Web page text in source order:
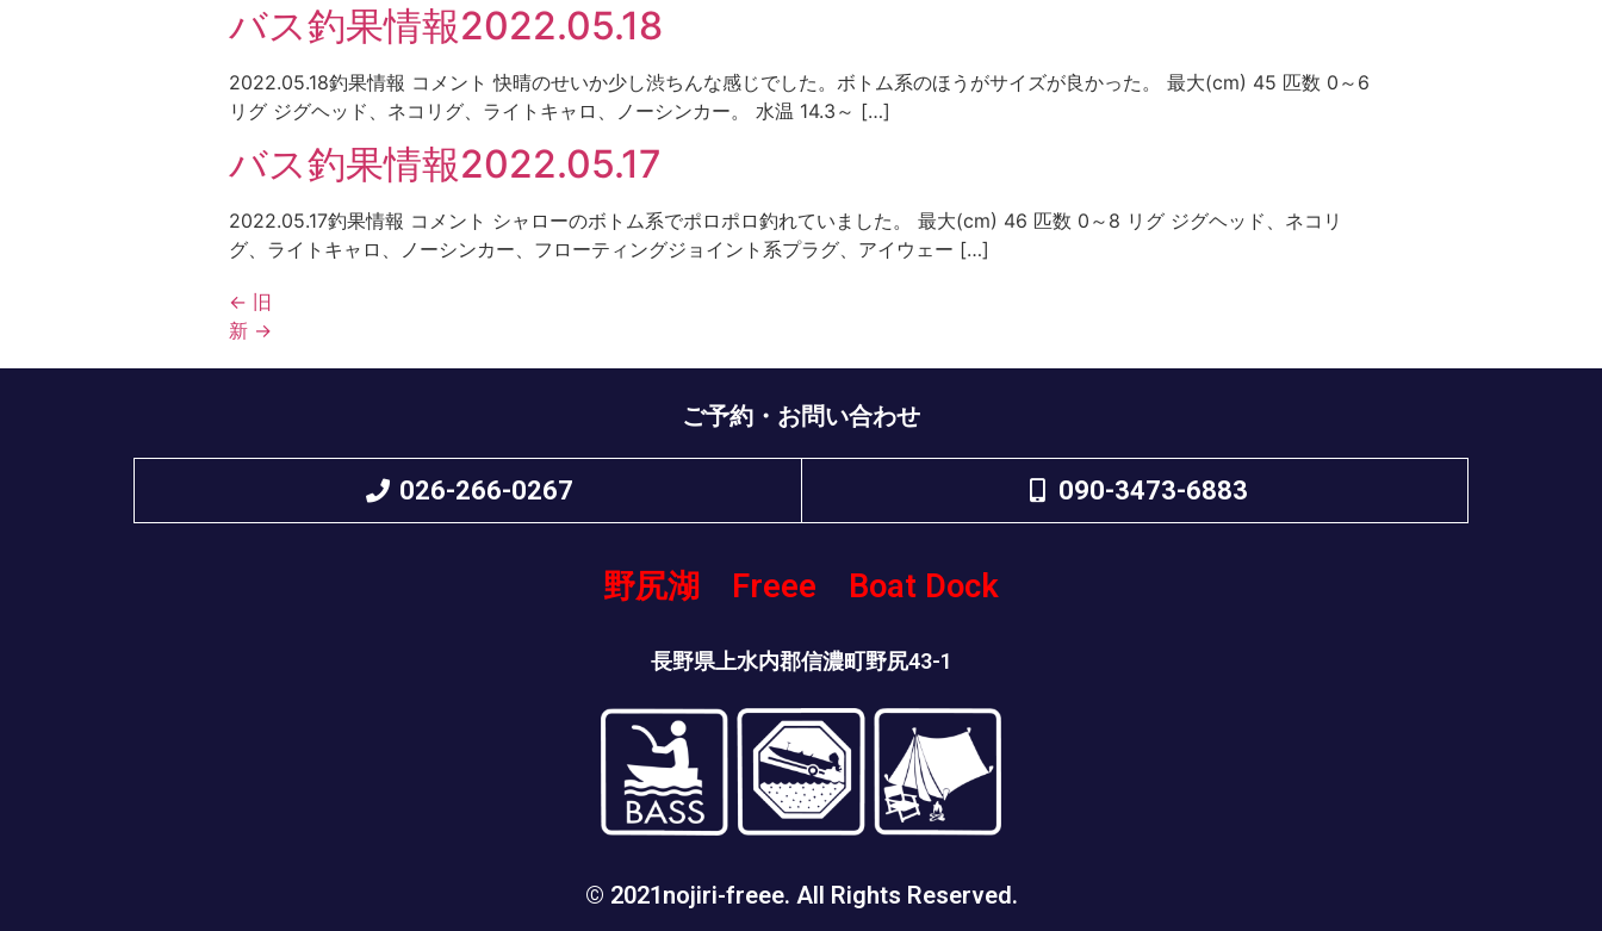
バス釣果情報2022.05.18
2022.05.18釣果情報 コメント 快晴のせいか少し渋ちんな感じでした。ボトム系のほうがサイズが良かった。 最大(cm) 45 匹数 0～6
リグ ジグヘッド、ネコリグ、ライトキャロ、ノーシンカー。 水温 14.3～ […]
バス釣果情報2022.05.17
2022.05.17釣果情報 コメント シャローのボトム系でポロポロ釣れていました。 最大(cm) 46 匹数 0～8 リグ ジグヘッド、ネコリ
グ、ライトキャロ、ノーシンカー、フローティングジョイント系プラグ、アイウェー […]
← 旧
新 →
ご予約・お問い合わせ
026-266-0267 090-3473-6883
野尻湖 Freee Boat Dock
長野県上水内郡信濃町野尻43-1
© 2021nojiri-freee. All Rights Reserved.